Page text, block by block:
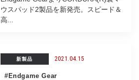
ウスパッド2製品を新発売。スピード＆
高...
新製品 2021.04.15
#Endgame Gear